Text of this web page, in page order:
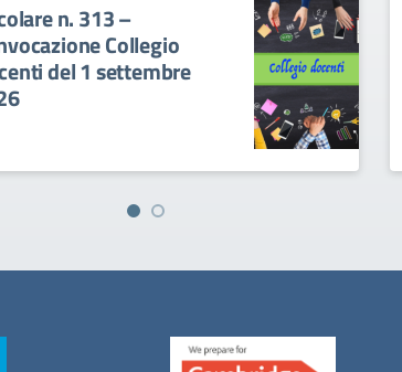
n. 313 –
Collegio
del 1 settembre